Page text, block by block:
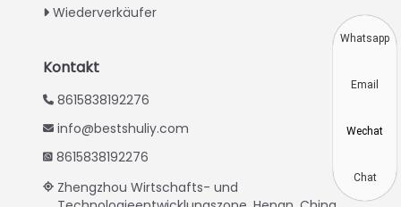
Wiederverkäufer
Kontakt
8615838192276
info@bestshuliy.com
8615838192276
Zhengzhou Wirtschafts- und
Vietnamese
Whatsapp
Email
Wechat
Chat